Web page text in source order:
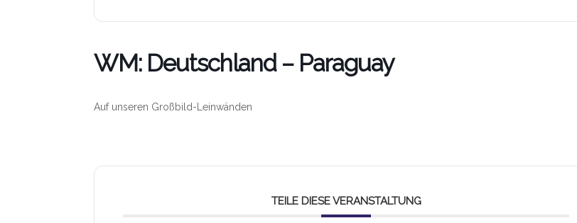
WM: Deutschland – Paraguay
Auf unseren Großbild-Leinwänden
TEILE DIESE VERANSTALTUNG